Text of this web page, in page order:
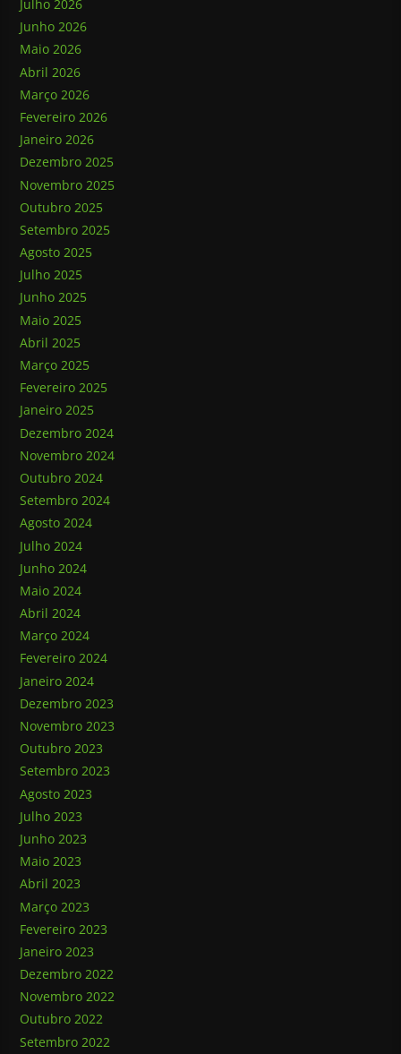
Julho 2026
Junho 2026
Maio 2026
Abril 2026
Março 2026
Fevereiro 2026
Janeiro 2026
Dezembro 2025
Novembro 2025
Outubro 2025
Setembro 2025
Agosto 2025
Julho 2025
Junho 2025
Maio 2025
Abril 2025
Março 2025
Fevereiro 2025
Janeiro 2025
Dezembro 2024
Novembro 2024
Outubro 2024
Setembro 2024
Agosto 2024
Julho 2024
Junho 2024
Maio 2024
Abril 2024
Março 2024
Fevereiro 2024
Janeiro 2024
Dezembro 2023
Novembro 2023
Outubro 2023
Setembro 2023
Agosto 2023
Julho 2023
Junho 2023
Maio 2023
Abril 2023
Março 2023
Fevereiro 2023
Janeiro 2023
Dezembro 2022
Novembro 2022
Outubro 2022
Setembro 2022